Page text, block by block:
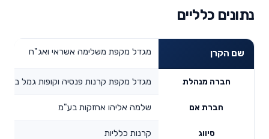
נתונים כלליים
שם הקרן מגדל מקפת משלימה אשראי ואג"ח
חברה מנהלת מגדל מקפת קרנות פנסיה וקופות גמל בע"מ
חברת אם שלמה אליהו אחזקות בע"מ
סיווג קרנות כלליות